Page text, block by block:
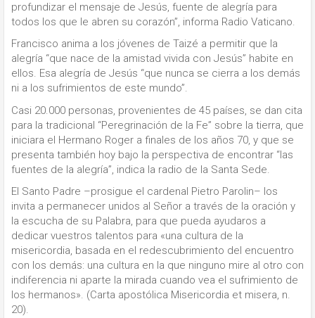
profundizar el mensaje de Jesús, fuente de alegría para
todos los que le abren su corazón”, informa Radio Vaticano.
Francisco anima a los jóvenes de Taizé a permitir que la
alegría “que nace de la amistad vivida con Jesús” habite en
ellos. Esa alegría de Jesús “que nunca se cierra a los demás
ni a los sufrimientos de este mundo”.
Casi 20.000 personas, provenientes de 45 países, se dan cita
para la tradicional “Peregrinación de la Fe” sobre la tierra, que
iniciara el Hermano Roger a finales de los años 70, y que se
presenta también hoy bajo la perspectiva de encontrar “las
fuentes de la alegría”, indica la radio de la Santa Sede.
El Santo Padre –prosigue el cardenal Pietro Parolin– los
invita a permanecer unidos al Señor a través de la oración y
la escucha de su Palabra, para que pueda ayudaros a
dedicar vuestros talentos para «una cultura de la
misericordia, basada en el redescubrimiento del encuentro
con los demás: una cultura en la que ninguno mire al otro con
indiferencia ni aparte la mirada cuando vea el sufrimiento de
los hermanos». (Carta apostólica Misericordia et misera, n.
20).